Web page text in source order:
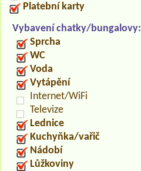
Platební karty
Vybavení chatky/bungalovy:
Sprcha
WC
Voda
Vytápění
Internet/WiFi
Televize
Lednice
Kuchyňka/vařič
Nádobí
Lůžkoviny